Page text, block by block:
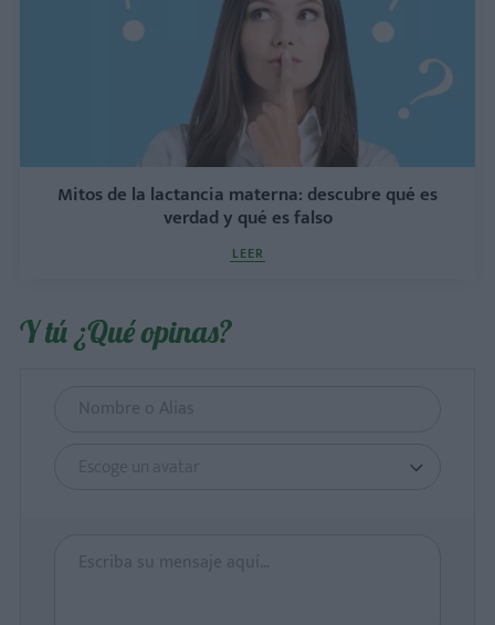
Mitos de la lactancia materna: descubre qué es
verdad y qué es falso
LEER
Y tú ¿Qué opinas?
Escoge un avatar